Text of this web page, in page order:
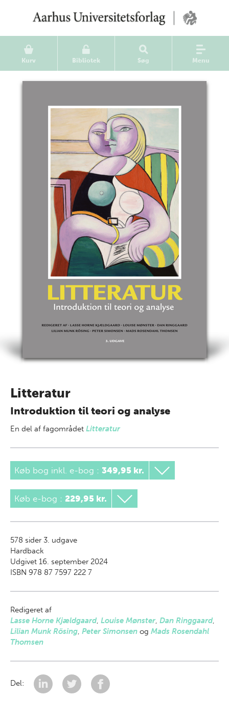
Kurv Bibliotek Søg Menu
Litteratur
Introduktion til teori og analyse
En del af fagområdet Litteratur
Køb bog inkl. e-bog : 349,95 kr.
Køb e-bog : 229,95 kr.
578 sider 3. udgave
Hardback
Udgivet 16. september 2024
ISBN 978 87 7597 222 7
Redigeret af
Lasse Horne Kjældgaard, Louise Mønster, Dan Ringgaard,
Lilian Munk Rösing, Peter Simonsen og Mads Rosendahl
Thomsen
Del: